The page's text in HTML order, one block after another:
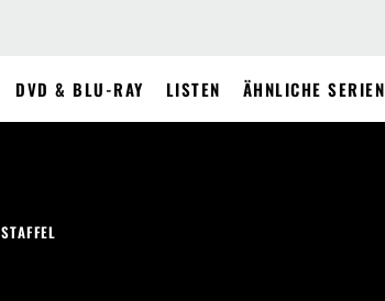
DVD & BLU-RAY LISTEN ÄHNLICHE SERIEN
STAFFEL